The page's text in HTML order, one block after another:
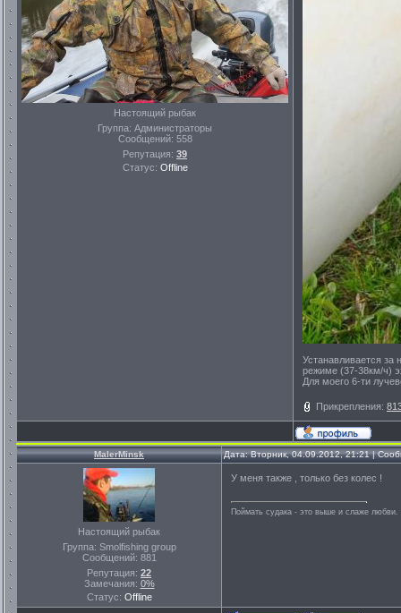
Настоящий рыбак
Группа: Администраторы
Сообщений: 558
Репутация: 39
Статус: Offline
Устанавливается за
режиме (37-38км/ч)
Для моего 6-ти
Прикрепления:
MalerMinsk Дата: Вторник, 04.09.2012, 21:21 |
Настоящий рыбак
Группа: Smolfishing group
Сообщений: 881
Репутация: 22
Замечания: 0%
Статус: Offline
У меня также , только без колес !
Поймать судака - это выше и слаже